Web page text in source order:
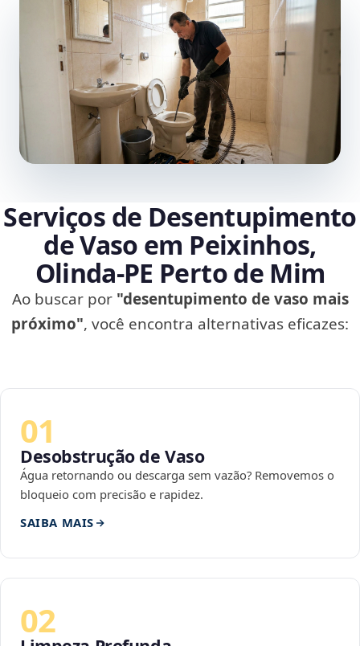
Serviços de Desentupimento
de Vaso em Peixinhos,
Olinda‑PE Perto de Mim
Ao buscar por "desentupimento de vaso mais
próximo", você encontra alternativas eficazes:
01
Desobstrução de Vaso
Água retornando ou descarga sem vazão? Removemos o
bloqueio com precisão e rapidez.
SAIBA MAIS
02